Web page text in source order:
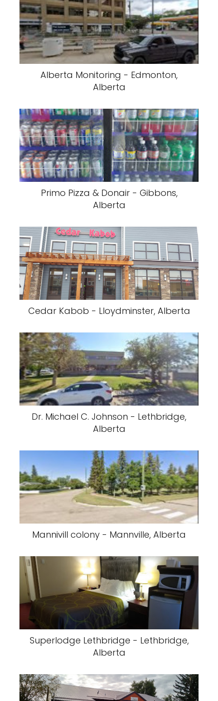
Alberta Monitoring - Edmonton,
Alberta
Primo Pizza & Donair - Gibbons,
Alberta
Cedar Kabob - Lloydminster, Alberta
Dr. Michael C. Johnson - Lethbridge,
Alberta
Mannivill colony - Mannville, Alberta
Superlodge Lethbridge - Lethbridge,
Alberta